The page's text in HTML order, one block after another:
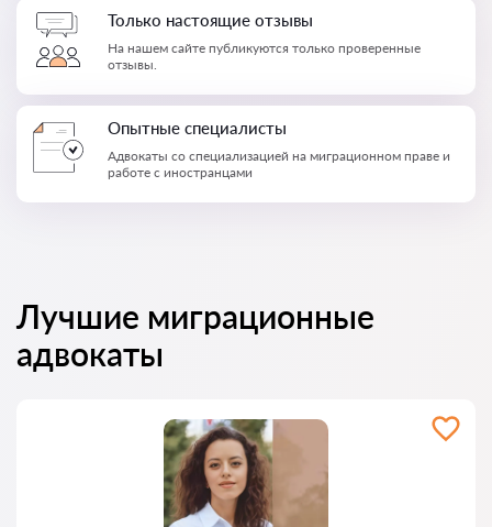
Только настоящие отзывы
На нашем сайте публикуются только проверенные
отзывы.
Опытные специалисты
Адвокаты со специализацией на миграционном праве и
работе с иностранцами
Лучшие миграционные
адвокаты